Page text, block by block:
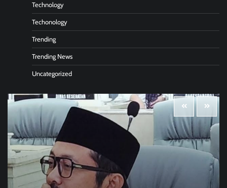
Technology
Techonology
Trending
Trending News
Uncategorized